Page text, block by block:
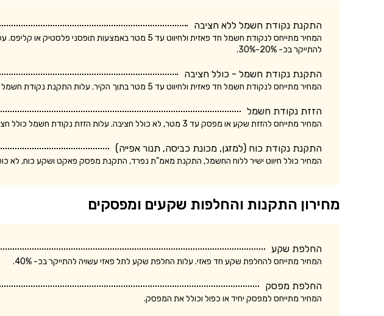
התקנת נקודת חשמל ללא חציבה
המחיר מתייחס לנקודת חשמל חד פאזית ולחיווט עד 5 מטר באמצעות
להתייקר בכ- 20%-30%.
התקנת נקודת חשמל - כולל חציבה
המחיר מתייחס לנקודת חשמל חד פאזית ולחיווט עד 5 מטר בתוך הקיר. עלות התקנת נקודת חשמל תלת פאזית עשויה להתייקר בכ- 20%-30%.
הזזת נקודת חשמל
המחיר מתייחס להזזת שקע או מפסק עד 3 מטר, לא כולל חציבה. עלות הזזת נקודת חשמל כולל חציבה עשויה להתייקר בכ- 20%.
התקנת נקודת כוח (למזגן, מכונת כביסה, תנור אפייה)
המחיר כולל חיווט ישיר ללוח החשמל, התקנת מאמ"ת נפרד, התקנת מפסק פאקט ושקע כוח, לא
מחירון התקנות והחלפות שקעים ומפסקים
החלפת שקע
המחיר מתייחס להחלפת שקע חד פאזי. עלות החלפת שקע לתל פאזי עשויה להתייקר בכ- 40%.
החלפת מפסק
המחיר מתייחס למפסק יחיד או כפול וכולל את המפסק.